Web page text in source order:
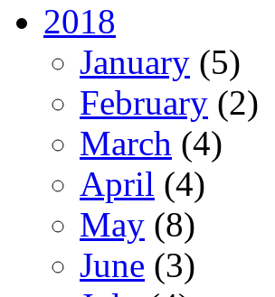
2018
January (5)
February (2)
March (4)
April (4)
May (8)
June (3)